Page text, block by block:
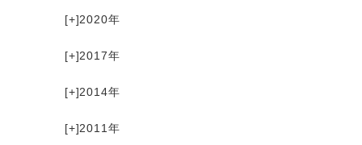
[+]2020
[+]2017
[+]2014
[+]2011